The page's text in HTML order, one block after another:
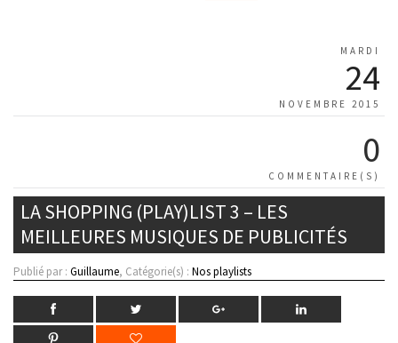
MARDI
24
NOVEMBRE 2015
0
COMMENTAIRE(S)
LA SHOPPING (PLAY)LIST 3 – LES
MEILLEURES MUSIQUES DE PUBLICITÉS
Publié par : Guillaume, Catégorie(s) : Nos playlists